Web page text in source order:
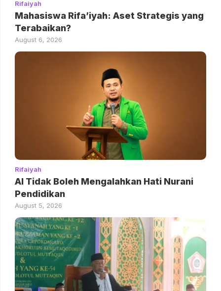
Rifaiyah
Mahasiswa Rifa’iyah: Aset Strategis yang
Terabaikan?
August 6, 2026
Rifaiyah
AI Tidak Boleh Mengalahkan Hati Nurani
Pendidikan
August 5, 2026